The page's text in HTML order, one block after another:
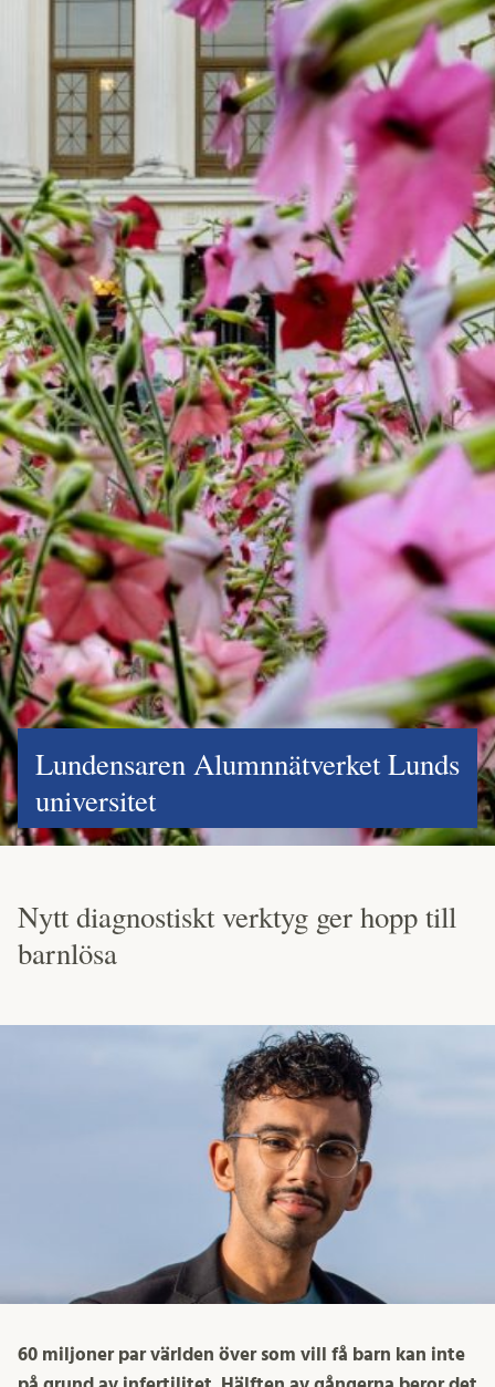
Lundensaren Alumnnätverket Lunds
universitet
Nytt diagnostiskt verktyg ger hopp till
barnlösa
60 miljoner par världen över som vill få barn kan inte